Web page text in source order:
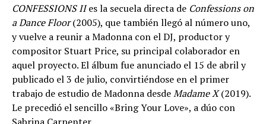
CONFESSIONS IIes la secuela directa de Confessions on
a Dance Floor(2005), que también llegó al número uno,
y vuelve a reunir a Madonna con el DJ, productor y
compositor Stuart Price, su principal colaborador en
aquel proyecto. El álbum fue anunciado el 15 de abril y
publicado el 3 de julio, convirtiéndose en el primer
trabajo de estudio de Madonna desdeMadame X(2019).
Le precedió el sencillo «Bring Your Love», a dúo con